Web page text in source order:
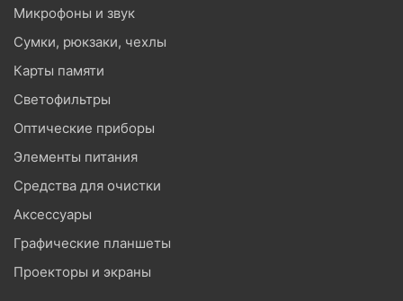
Микрофоны и звук
Сумки, рюкзаки, чехлы
Карты памяти
Светофильтры
Оптические приборы
Элементы питания
Средства для очистки
Аксессуары
Графические планшеты
Проекторы и экраны